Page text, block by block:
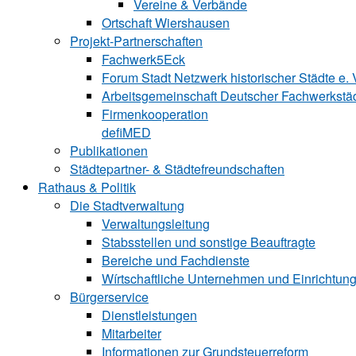
Vereine & Verbände
Ortschaft Wiershausen
Projekt-Partnerschaften
Fachwerk5Eck
Forum Stadt Netzwerk historischer Städte e.
Arbeitsgemeinschaft Deutscher
Firmenkooperation
defiMED
Publikationen
Städtepartner- & Städtefreundschaften
Rathaus & Politik
Die Stadtverwaltung
Verwaltungsleitung
Stabsstellen und ­sonstige Beauftragte
Bereiche und ­Fachdienste
Wírtschaftliche ­Unternehmen und
Bürgerservice
Dienstleistungen
Mitarbeiter
Informationen zur Grund‍steu‍er‍re‍form